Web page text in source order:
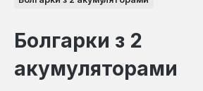
Болгарки з 2
акумуляторами